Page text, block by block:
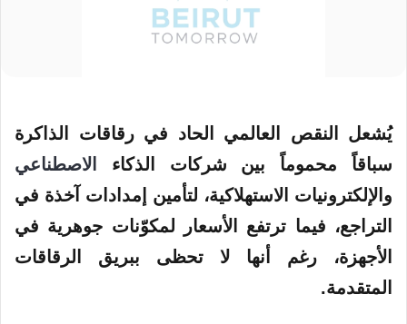
يُشعل النقص العالمي الحاد في رقاقات الذاكرة
سباقاً محموماً بين شركات
الذكاء
الاصطناعي
والإلكترونيات الاستهلاكية، لتأمين إمدادات آخذة في
التراجع، فيما ترتفع الأسعار لمكوّنات جوهرية في
الأجهزة، رغم أنها لا تحظى ببريق الرقاقات
المتقدمة.